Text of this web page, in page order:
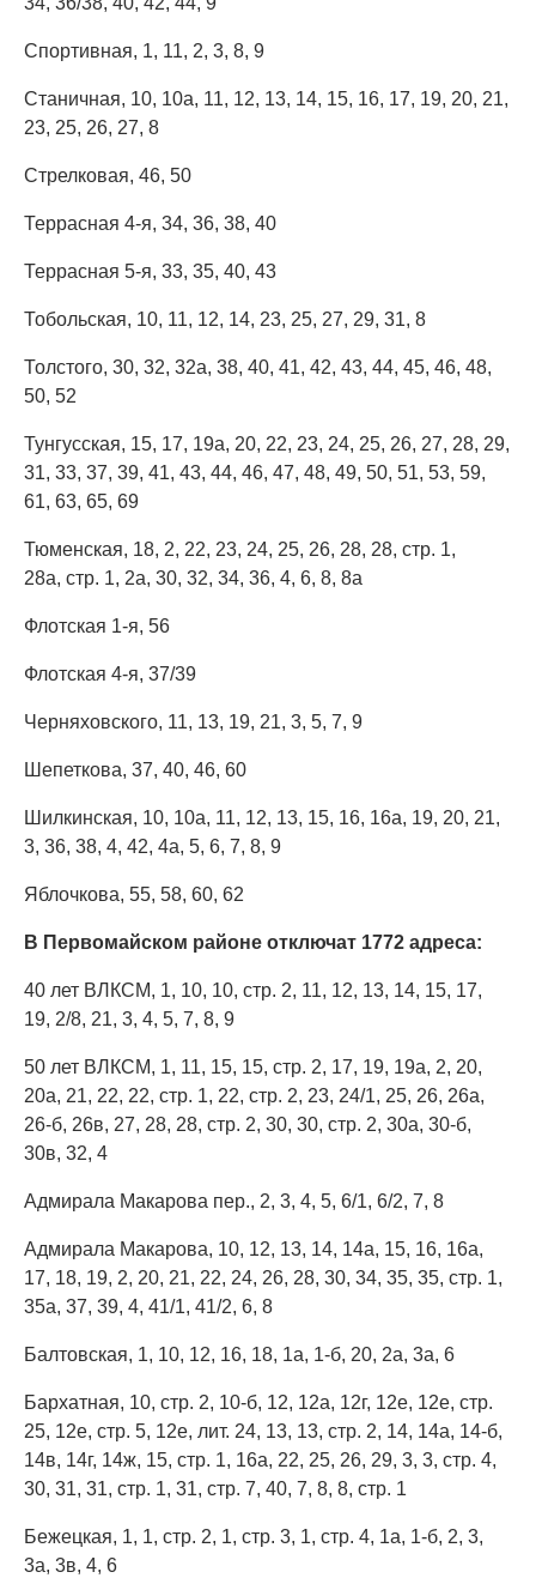
Спортивная, 1, 11, 2, 3, 8, 9
Станичная, 10, 10а, 11, 12, 13, 14, 15, 16, 17, 19, 20, 21,
23, 25, 26, 27, 8
Стрелковая, 46, 50
Террасная 4-я, 34, 36, 38, 40
Террасная 5-я, 33, 35, 40, 43
Тобольская, 10, 11, 12, 14, 23, 25, 27, 29, 31, 8
Толстого, 30, 32, 32а, 38, 40, 41, 42, 43, 44, 45, 46, 48,
50, 52
Тунгусская, 15, 17, 19а, 20, 22, 23, 24, 25, 26, 27, 28, 29,
31, 33, 37, 39, 41, 43, 44, 46, 47, 48, 49, 50, 51, 53, 59,
61, 63, 65, 69
Тюменская, 18, 2, 22, 23, 24, 25, 26, 28, 28, стр. 1,
28а, стр. 1, 2а, 30, 32, 34, 36, 4, 6, 8, 8а
Флотская 1-я, 56
Флотская 4-я, 37/39
Черняховского, 11, 13, 19, 21, 3, 5, 7, 9
Шепеткова, 37, 40, 46, 60
Шилкинская, 10, 10а, 11, 12, 13, 15, 16, 16а, 19, 20, 21,
3, 36, 38, 4, 42, 4а, 5, 6, 7, 8, 9
Яблочкова, 55, 58, 60, 62
В Первомайском районе отключат 1772 адреса:
40 лет ВЛКСМ, 1, 10, 10, стр. 2, 11, 12, 13, 14, 15, 17,
19, 2/8, 21, 3, 4, 5, 7, 8, 9
50 лет ВЛКСМ, 1, 11, 15, 15, стр. 2, 17, 19, 19а, 2, 20,
20а, 21, 22, 22, стр. 1, 22, стр. 2, 23, 24/1, 25, 26, 26а,
26-б, 26в, 27, 28, 28, стр. 2, 30, 30, стр. 2, 30а, 30-б,
30в, 32, 4
Адмирала Макарова пер., 2, 3, 4, 5, 6/1, 6/2, 7, 8
Адмирала Макарова, 10, 12, 13, 14, 14а, 15, 16, 16а,
17, 18, 19, 2, 20, 21, 22, 24, 26, 28, 30, 34, 35, 35, стр. 1,
35а, 37, 39, 4, 41/1, 41/2, 6, 8
Балтовская, 1, 10, 12, 16, 18, 1а, 1-б, 20, 2а, 3а, 6
Бархатная, 10, стр. 2, 10-б, 12, 12а, 12г, 12е, 12е, стр.
25, 12е, стр. 5, 12е, лит. 24, 13, 13, стр. 2, 14, 14а, 14-б,
14в, 14г, 14ж, 15, стр. 1, 16а, 22, 25, 26, 29, 3, 3, стр. 4,
30, 31, 31, стр. 1, 31, стр. 7, 40, 7, 8, 8, стр. 1
Бежецкая, 1, 1, стр. 2, 1, стр. 3, 1, стр. 4, 1а, 1-б, 2, 3,
3а, 3в, 4, 6